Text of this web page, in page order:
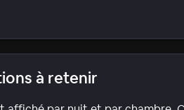
à retenir